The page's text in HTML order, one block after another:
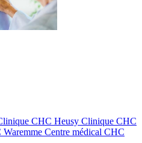
CHC Heusy Clinique CHC
Centre médical CHC